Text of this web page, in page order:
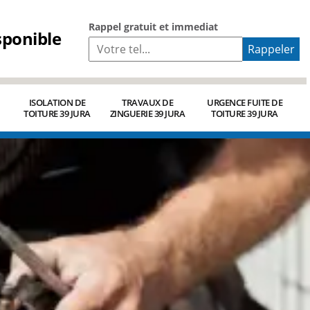
Rappel gratuit et immediat
ISOLATION DE
TOITURE 39 JURA
TRAVAUX DE
ZINGUERIE 39 JURA
URGENCE FUITE DE
TOITURE 39 JURA